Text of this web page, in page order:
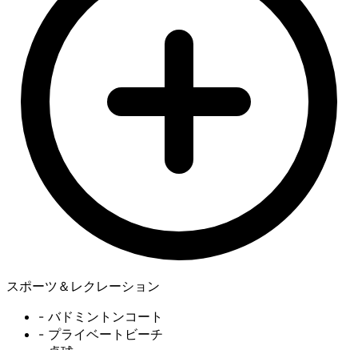
スポーツ＆レクレーション
- バドミントンコート
- プライベートビーチ